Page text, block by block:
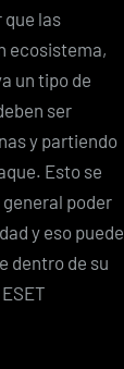
que las
ecosistema,
un tipo de
ser
y partiendo
Esto se
poder
y eso puede
dentro de su